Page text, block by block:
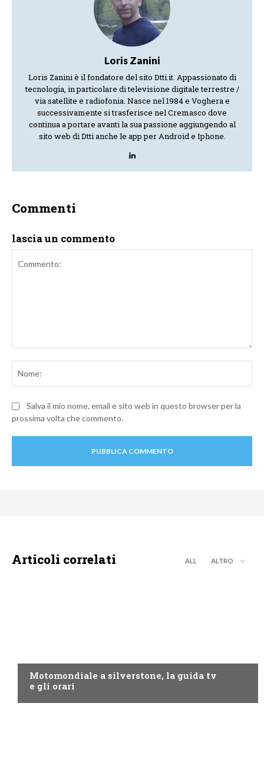
Loris Zanini
Loris Zanini è il fondatore del sito Dtti.it. Appassionato di
tecnologia, in particolare di televisione digitale terrestre /
via satellite e radiofonia. Nasce nel 1984 e Voghera e
successivamente si trasferisce nel Cremasco dove
continua a portare avanti la sua passione aggiungendo al
sito web di Dtti anche le app per Android e Iphone.
Commenti
lascia un commento
Salva il mio nome, email e sito web in questo browser per la
prossima volta che commento.
Articoli correlati ALL ALTRO
Motomondiale a silverstone, la guida tv
e gli orari